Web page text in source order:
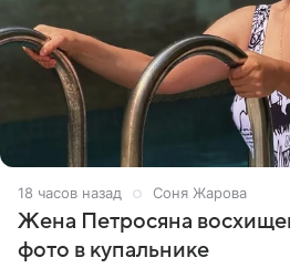
18 часов назад Соня Жарова
Жена Петросяна
фото в купальнике